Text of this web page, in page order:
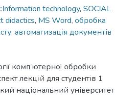
technology, SOCIAL
didactics, MS Word, обробка
, автоматизація документів
комп’ютерної обробки
лекцій для студентів 1
національний університет